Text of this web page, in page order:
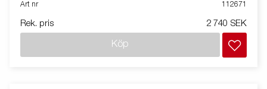
Art nr 112671
Rek. pris 2 740 SEK
Köp